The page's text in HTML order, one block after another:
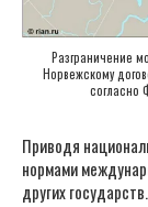
Разграничение
Норвежскому
согласно
Приводя
нормами
других